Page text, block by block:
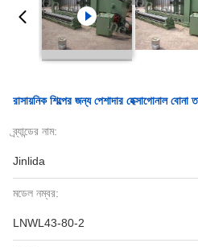
রাসায়নিক শিল্পের জন্য পেশাদার হেক্সাগোনাল বোনা
ব্র্যান্ডের নাম:
Jinlida
মডেল নম্বর:
LNWL43-80-2